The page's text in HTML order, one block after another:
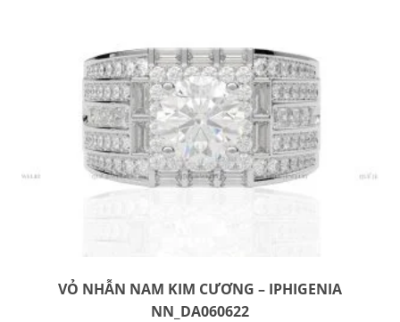
VỎ NHẪN NAM KIM CƯƠNG – IPHIGENIA
NN_DA060622